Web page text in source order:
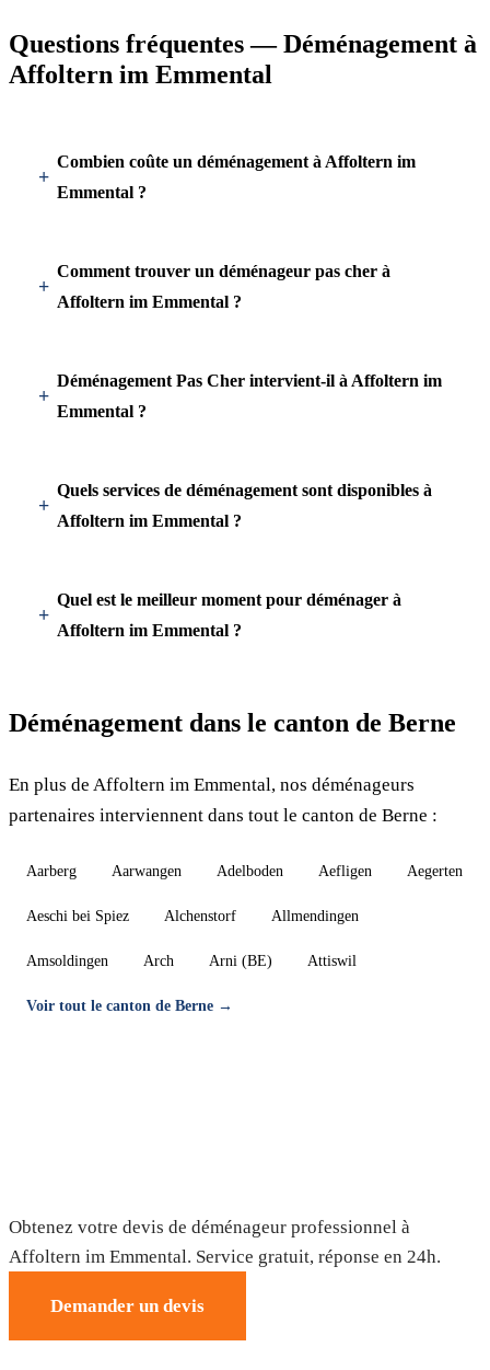
Questions fréquentes — Déménagement à
Affoltern im Emmental
Combien coûte un déménagement à Affoltern im
Emmental ?
Comment trouver un déménageur pas cher à
Affoltern im Emmental ?
Déménagement Pas Cher intervient-il à Affoltern im
Emmental ?
Quels services de déménagement sont disponibles à
Affoltern im Emmental ?
Quel est le meilleur moment pour déménager à
Affoltern im Emmental ?
Déménagement dans le canton de Berne
En plus de Affoltern im Emmental, nos déménageurs
partenaires interviennent dans tout le canton de Berne :
Aarberg Aarwangen Adelboden Aefligen Aegerten
Aeschi bei Spiez Alchenstorf Allmendingen
Amsoldingen Arch Arni (BE) Attiswil
Voir tout le canton de Berne →
Obtenez votre devis de déménageur professionnel à
Affoltern im Emmental. Service gratuit, réponse en 24h.
Demander un devis